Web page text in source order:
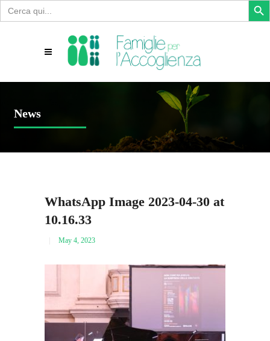
Search
for:
News
WhatsApp Image 2023-04-30 at
10.16.33
May 4, 2023